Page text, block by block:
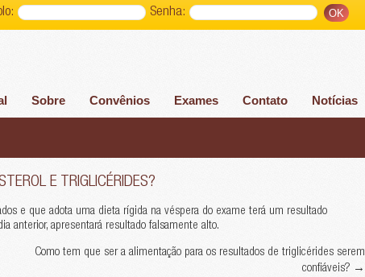
Senha:
Sobre Convênios Exames Contato Notícias
E TRIGLICÉRIDES?
e que adota uma dieta rígida na véspera do exame terá um resultado
anterior, apresentará resultado falsamente alto.
Como tem que ser a alimentação para os resultados de triglicérides serem
confiáveis? →